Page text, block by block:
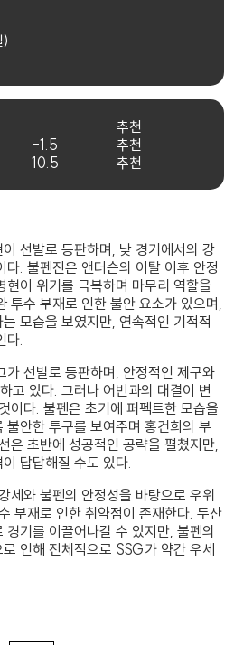
추천
-1.5
추천
10.5 추천
선발로 등판하며, 낮 경기에서의 강
다. 불펜진은 앤더슨의 이탈 이후 안정
현이 위기를 극복하며 마무리 역할을
투수 부재로 인한 불안 요소가 있으며,
모습을 보였지만, 연속적인 기적적
다.
가 선발로 등판하며, 안정적인 제구와
고 있다. 그러나 어빈과의 대결이 변
이다. 불펜은 초기에 퍼펙트한 모습을
불안한 투구를 보여주며 홍건희의 부
은 초반에 성공적인 공략을 펼쳤지만,
답답해질 수도 있다.
세와 불펜의 안정성을 바탕으로 우위
부재로 인한 취약점이 존재한다. 두산
기를 이끌어나갈 수 있지만, 불펜의
인해 전체적으로 SSG가 약간 우세